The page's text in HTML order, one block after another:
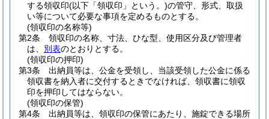
する領収印(以下「領収印」という。)の管守、形式、取扱
い等について必要な事項を定めるものとする。
(領収印の名称等)
第2条
領収印の名称、寸法、ひな型、使用区分及び管理者
は、 別表のとおりとする。
(領収印の押印)
第3条
出納員等は、公金を受領し、当該受領した公金に係る
領収書を納入者に交付するときでなければ、領収書に領収
印を押印してはならない。
(領収印の保管)
第4条
出納員等は、領収印の保管にあたり、施錠できる場所